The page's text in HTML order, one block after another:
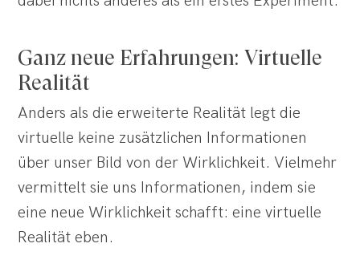
Ganz neue Erfahrungen: Virtuelle
Realität
Anders als die erweiterte Realität legt die
virtuelle keine zusätzlichen Informationen
über unser Bild von der Wirklichkeit. Vielmehr
vermittelt sie uns Informationen, indem sie
eine neue Wirklichkeit schafft: eine virtuelle
Realität eben.